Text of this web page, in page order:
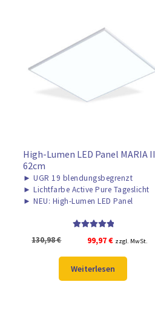
High-Lumen LED Panel MARIA II
62cm
► UGR 19 blendungsbegrenzt
► Lichtfarbe Active Pure Tageslicht
► NEU: High-Lumen LED Panel
von 5
130,98€
Ursprünglicher
war:
130,98 €
99,97€Aktueller
ist:
99,97 €.
zzgl. MwSt.
Weiterlesen